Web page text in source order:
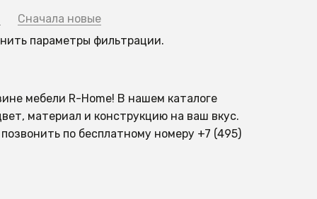
Сначала новые
параметры фильтрации.
мебели R-Home! В нашем каталоге
материал и конструкцию на ваш вкус.
по бесплатному номеру +7 (495)